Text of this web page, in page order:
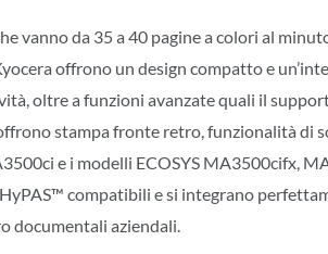
vanno da 35 a 40 pagine a colori al
offrono un design compatto e
oltre a funzioni avanzate quali il
stampa fronte retro, funzionalità di
e i modelli ECOSYS MA3500cifx,
compatibili e si integrano
documentali aziendali.